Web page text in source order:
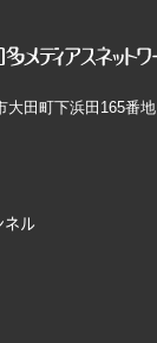
大田町下浜田165番地
ネル